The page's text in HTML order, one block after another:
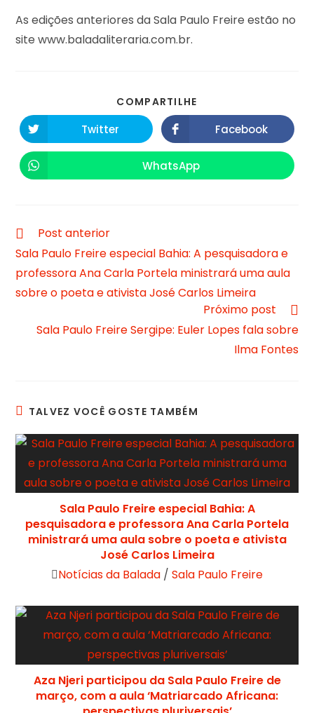
As edições anteriores da Sala Paulo Freire estão no
site www.baladaliteraria.com.br.
COMPARTILHE
Twitter Facebook
WhatsApp
Post anterior
Sala Paulo Freire especial Bahia: A pesquisadora e
professora Ana Carla Portela ministrará uma aula
sobre o poeta e ativista José Carlos Limeira
Próximo post
Sala Paulo Freire Sergipe: Euler Lopes fala sobre
Ilma Fontes
TALVEZ VOCÊ GOSTE TAMBÉM
Sala Paulo Freire especial Bahia: A
pesquisadora e professora Ana Carla Portela
ministrará uma aula sobre o poeta e ativista
José Carlos Limeira
Notícias da Balada / Sala Paulo Freire
Aza Njeri participou da Sala Paulo Freire de
março, com a aula ‘Matriarcado Africana: